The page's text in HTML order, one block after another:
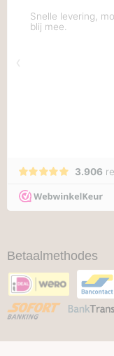
Betaalmethodes